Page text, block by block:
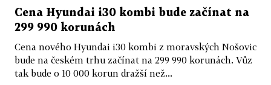
Cena Hyundai i30 kombi bude začínat na
299 990 korunách
Cena nového Hyundai i30 kombi z moravských Nošovic
bude na českém trhu začínat na 299 990 korunách. Vůz
tak bude o 10 000 korun dražší než...